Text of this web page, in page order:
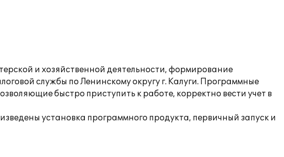
и хозяйственной деятельности, формирование
службы по Ленинскому округу г. Калуги. Программные
быстро приступить к работе, корректно вести учет в
установка программного продукта, первичный запуск и